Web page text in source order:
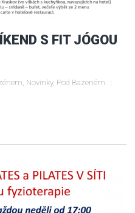
S FIT JÓGOU
Novinky, Pod Bazeném